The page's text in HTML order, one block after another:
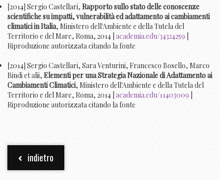
[2014] Sergio Castellari, Rapporto sullo stato delle conoscenze
scientifiche su impatti, vulnerabilità ed adattamento ai cambiamenti
climatici in Italia, Ministero dell'Ambiente e della Tutela del
Territorio e del Mare, Roma, 2014 | academia.edu/34324259
Riproduzione autorizzata citando la fonte
[2014] Sergio Castellari, Sara Venturini, Francesco Bosello, Marco
Bindi et alii, Elementi per una Strategia Nazionale di Adattamento ai
Cambiamenti Climatici, Ministero dell'Ambiente e della Tutela del
Territorio e del Mare, Roma, 2014 | academia.edu/11403009
Riproduzione autorizzata citando la fonte
indietro